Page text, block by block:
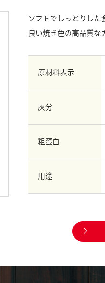
ソフトでしっとりした
良い焼き色の高品質な
原材料表示
灰分
粗蛋白
用途